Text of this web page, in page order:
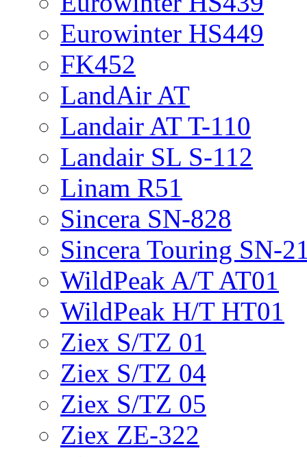
Eurowinter HS449
FK452
LandAir AT
Landair AT T-110
Landair SL S-112
Linam R51
Sincera SN-828
Sincera Touring SN-
WildPeak A/T AT01
WildPeak H/T HT01
Ziex S/TZ 01
Ziex S/TZ 04
Ziex S/TZ 05
Ziex ZE-322